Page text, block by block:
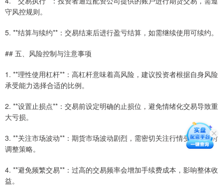
守风控规则。
5. **结算与续约**：交易结束后进行盈亏结算，如需继续使用可续约。
## 五、风险控制与注意事项
1. **理性使用杠杆**：高杠杆意味着高风险，建议投资者根据自身风险
承受能力选择合适的比例。
2. **设置止损点**：交易前设定明确的止损位，避免情绪化交易导致重
大亏损。
3. **关注市场波动**：期货市场波动剧烈，需密切关注行情变化，及时
调整策略。
4. **避免频繁交易**：过高的交易频率会增加手续费成本，影响整体收
益。